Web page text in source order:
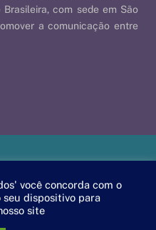
com sede em São
a comunicação entre
.
você concorda com o
seu dispositivo para
site